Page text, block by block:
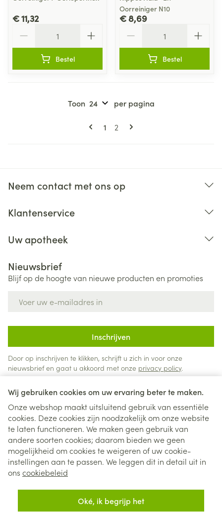
Wij gebruiken cookies om uw ervaring beter te maken.
Onze webshop maakt uitsluitend gebruik van essentiële
cookies. Deze cookies zijn noodzakelijk om onze website
te laten functioneren. We maken geen gebruik van
andere soorten cookies; daarom bieden we geen
mogelijkheid om cookies te weigeren of uw cookie-
instellingen aan te passen. We leggen dit in detail uit in
ons cookiebeleid
Oké, ik begrijp het
€ 11,32
Bestel
Oorreiniger N10
€ 8,69
Bestel
Pagina's
U lees momenteel pagina
1 Pagina
2
Toon per pagina
Neem contact met ons op
Klantenservice
Uw apotheek
Nieuwsbrief
Blijf op de hoogte van nieuwe producten en promoties
Inschrijven
Door op inschrijven te klikken, schrijft u zich in voor onze
nieuwsbrief en gaat u akkoord met onze privacy policy.
Juridische links